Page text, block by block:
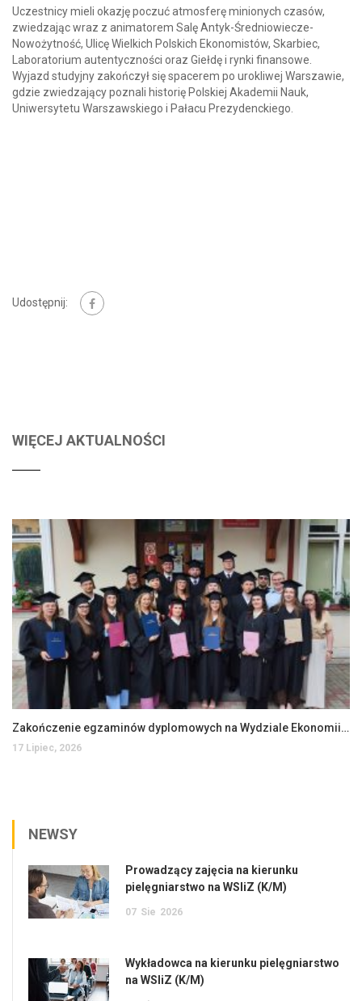
Uczestnicy mieli okazję poczuć atmosferę minionych czasów,
zwiedzając wraz z animatorem Salę Antyk-Średniowiecze-
Nowożytność, Ulicę Wielkich Polskich Ekonomistów, Skarbiec,
Laboratorium autentyczności oraz Giełdę i rynki finansowe.
Wyjazd studyjny zakończył się spacerem po urokliwej Warszawie,
gdzie zwiedzający poznali historię Polskiej Akademii Nauk,
Uniwersytetu Warszawskiego i Pałacu Prezydenckiego.
Udostępnij:
WIĘCEJ AKTUALNOŚCI
Zakończenie egzaminów dyplomowych na Wydziale Ekonomii i Zarządzania
17 Lipiec, 2026
NEWSY
Prowadzący zajęcia na kierunku
pielęgniarstwo na WSIiZ (K/M)
07 Sie 2026
Wykładowca na kierunku pielęgniarstwo
na WSIiZ (K/M)